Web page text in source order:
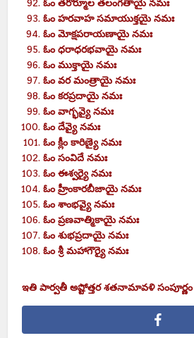
ఓం తరోర్మూల తలంగతాయై నమః
ఓం హరవాహ సమాయుక్తయై నమః
ఓం మోక్షపరాయణాయై నమః
ఓం ధరాధరభవాయై నమః
ఓం ముక్తాయై నమః
ఓం వర మంత్రాయై నమః
ఓం కరప్రదాయై నమః
ఓం వాగ్భవ్యై నమః
ఓం దేవ్యై నమః
ఓం క్లీం కారిణ్యై నమః
ఓం సంవిదే నమః
ఓం ఈశ్వర్యై నమః
ఓం హ్రీంకారబీజాయై నమః
ఓం శాంభవ్యై నమః
ఓం ప్రణవాత్మికాయై నమః
ఓం శుభప్రదాయై నమః
ఓం శ్రీ మహాగౌర్యై నమః
ఇతి పార్వతీ అష్టోత్తర శతనామావళి సంపూర్ణం